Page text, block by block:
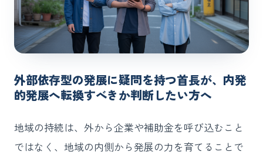
外部依存型の発展に疑問を持つ首長が、内発
的発展へ転換すべきか判断したい方へ
地域の持続は、外から企業や補助金を呼び込むこと
ではなく、地域の内側から発展の力を育てることで